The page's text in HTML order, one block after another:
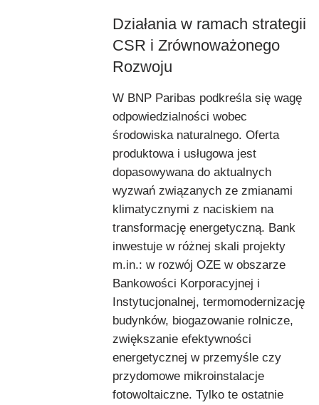
Działania w ramach strategii
CSR i Zrównoważonego
Rozwoju
W BNP Paribas podkreśla się wagę
odpowiedzialności wobec
środowiska naturalnego. Oferta
produktowa i usługowa jest
dopasowywana do aktualnych
wyzwań związanych ze zmianami
klimatycznymi z naciskiem na
transformację energetyczną. Bank
inwestuje w różnej skali projekty
m.in.: w rozwój OZE w obszarze
Bankowości Korporacyjnej i
Instytucjonalnej, termomodernizację
budynków, biogazowanie rolnicze,
zwiększanie efektywności
energetycznej w przemyśle czy
przydomowe mikroinstalacje
fotowoltaiczne. Tylko te ostatnie